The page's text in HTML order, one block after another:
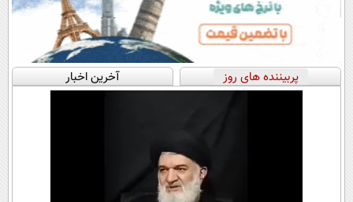
پربیننده های روز آخرین اخبار